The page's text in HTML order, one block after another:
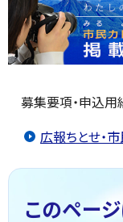
募集要項・申込用
広報ちとせ・
このペー